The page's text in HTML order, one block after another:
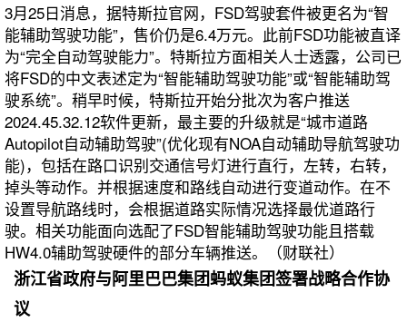
3月25日消息，据特斯拉官网，FSD驾驶套件被更名为“智
能辅助驾驶功能”，售价仍是6.4万元。此前FSD功能被直译
为“完全自动驾驶能力”。特斯拉方面相关人士透露，公司已
将FSD的中文表述定为“智能辅助驾驶功能”或“智能辅助驾
驶系统”。稍早时候，特斯拉开始分批次为客户推送
2024.45.32.12软件更新，最主要的升级就是“城市道路
Autopilot自动辅助驾驶”(优化现有NOA自动辅助导航驾驶功
能)，包括在路口识别交通信号灯进行直行，左转，右转，
掉头等动作。并根据速度和路线自动进行变道动作。在不
设置导航路线时，会根据道路实际情况选择最优道路行
驶。相关功能面向选配了FSD智能辅助驾驶功能且搭载
HW4.0辅助驾驶硬件的部分车辆推送。（财联社）
浙江省政府与阿里巴巴集团蚂蚁集团签署战略合作协
议